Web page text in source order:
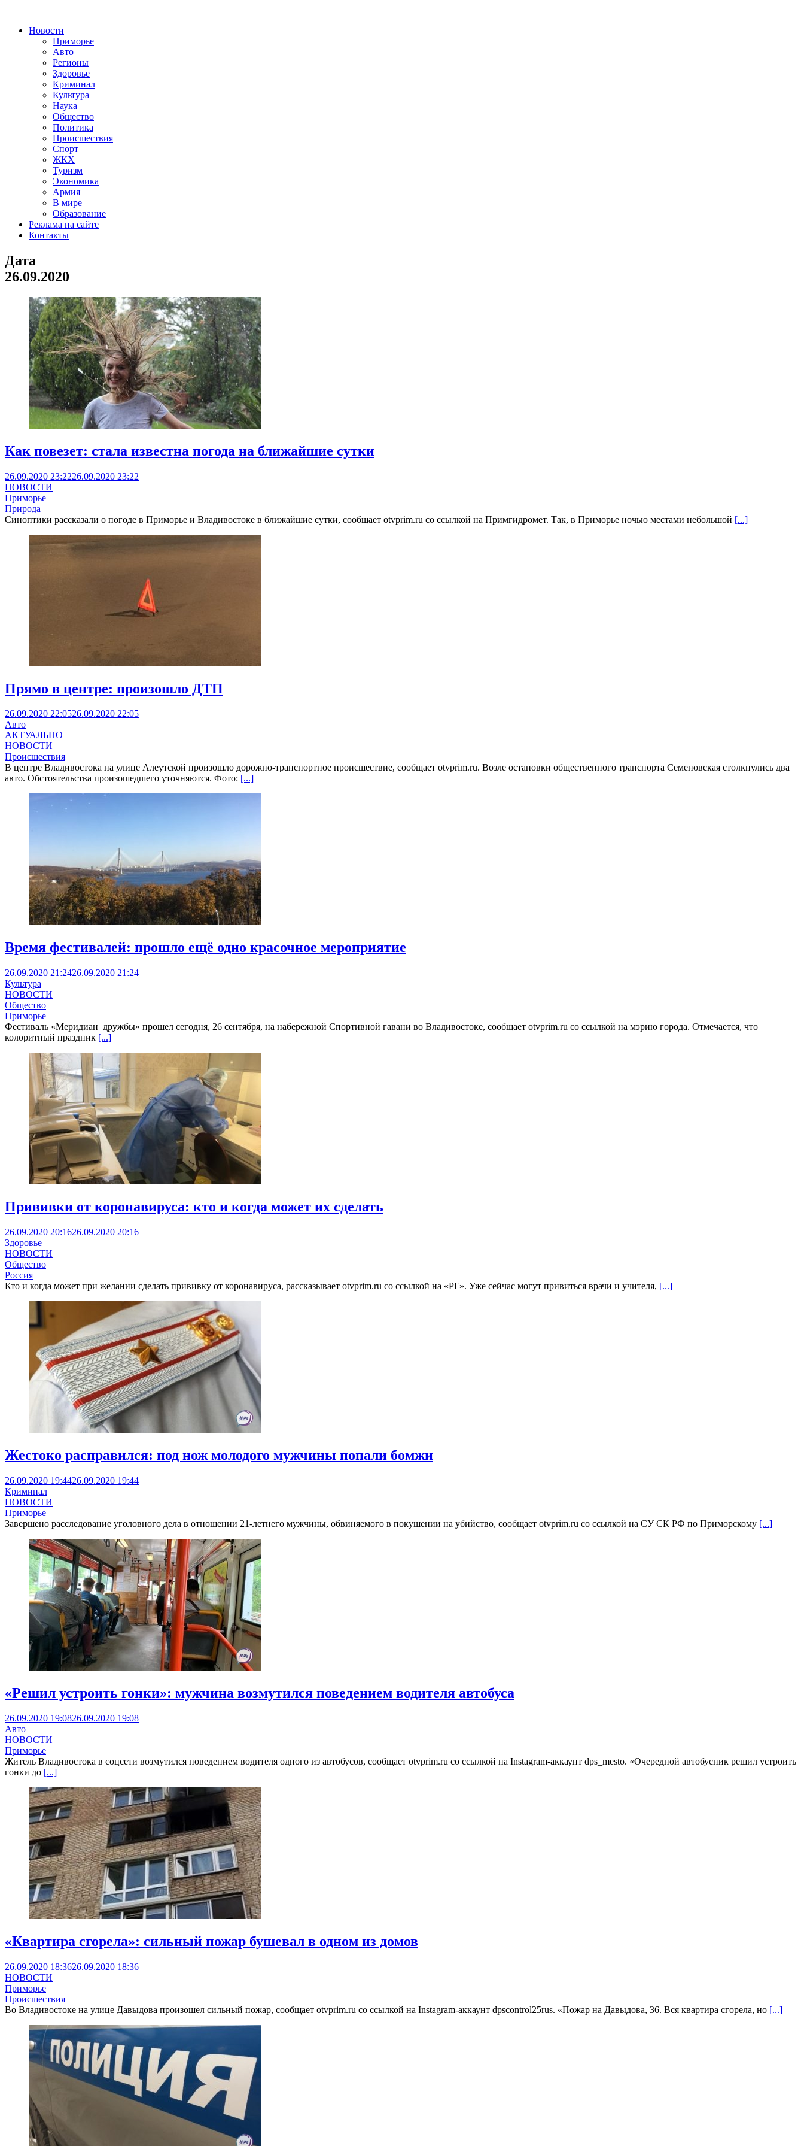
Новости
Приморье
Авто
Регионы
Здоровье
Криминал
Культура
Наука
Общество
Политика
Происшествия
Спорт
ЖКХ
Туризм
Экономика
Армия
В мире
Образование
Реклама на сайте
Контакты
Дата
26.09.2020
Как повезет: стала известна погода на ближайшие сутки
26.09.2020 23:2226.09.2020 23:22
НОВОСТИ
Приморье
Природа
Синоптики рассказали о погоде в Приморье и Владивостоке в ближайшие сутки, сообщает otvprim.ru со ссылкой на Примгидромет. Так, в Приморье ночью местами небольшой [...]
Прямо в центре: произошло ДТП
26.09.2020 22:0526.09.2020 22:05
Авто
АКТУАЛЬНО
НОВОСТИ
Происшествия
В центре Владивостока на улице Алеутской произошло дорожно-транспортное происшествие, сообщает otvprim.ru. Возле остановки общественного транспорта Семеновская столкнулись два
авто. Обстоятельства произошедшего уточняются. Фото: [...]
Время фестивалей: прошло ещё одно красочное мероприятие
26.09.2020 21:2426.09.2020 21:24
Культура
НОВОСТИ
Общество
Приморье
Фестиваль «Меридиан дружбы» прошел сегодня, 26 сентября, на набережной Спортивной гавани во Владивостоке, сообщает otvprim.ru со ссылкой на мэрию города. Отмечается, что
колоритный праздник [...]
Прививки от коронавируса: кто и когда может их сделать
26.09.2020 20:1626.09.2020 20:16
Здоровье
НОВОСТИ
Общество
Россия
Кто и когда может при желании сделать прививку от коронавируса, рассказывает otvprim.ru со ссылкой на «РГ». Уже сейчас могут привиться врачи и учителя, [...]
Жестоко расправился: под нож молодого мужчины попали бомжи
26.09.2020 19:4426.09.2020 19:44
Криминал
НОВОСТИ
Приморье
Завершено расследование уголовного дела в отношении 21-летнего мужчины, обвиняемого в покушении на убийство, сообщает otvprim.ru со ссылкой на СУ СК РФ по Приморскому [...]
«Решил устроить гонки»: мужчина возмутился поведением водителя автобуса
26.09.2020 19:0826.09.2020 19:08
Авто
НОВОСТИ
Приморье
Житель Владивостока в соцсети возмутился поведением водителя одного из автобусов, сообщает otvprim.ru со ссылкой на Instagram-аккаунт dps_mesto. «Очередной автобусник решил устроить
гонки до [...]
«Квартира сгорела»: сильный пожар бушевал в одном из домов
26.09.2020 18:3626.09.2020 18:36
НОВОСТИ
Приморье
Происшествия
Во Владивостоке на улице Давыдова произошел сильный пожар, сообщает otvprim.ru со ссылкой на Instagram-аккаунт dpscontrol25rus. «Пожар на Давыдова, 36. Вся квартира сгорела, но [...]